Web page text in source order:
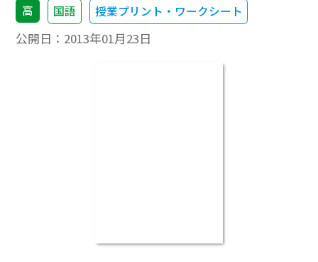
高 国語 授業プリント・ワークシート
公開日： 2013年01月23日